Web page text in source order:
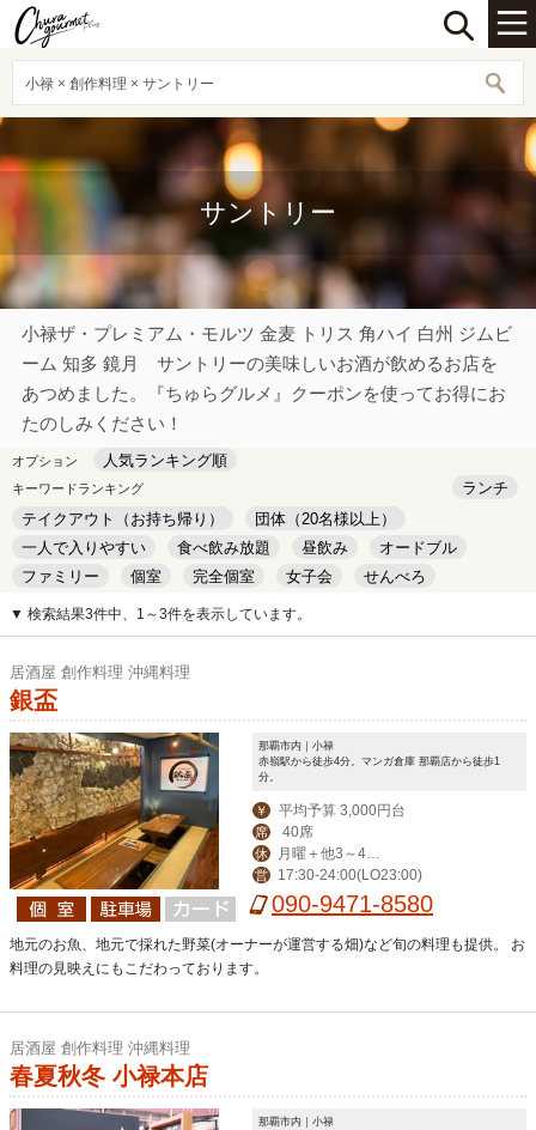
小禄 × 創作料理 × サントリー
サントリー
小禄ザ・プレミアム・モルツ 金麦 トリス 角ハイ 白州 ジムビ
ーム 知多 鏡月 サントリーの美味しいお酒が飲めるお店を
あつめました。『ちゅらグルメ』クーポンを使ってお得にお
たのしみください！
オプション 人気ランキング順
キーワードランキング
ランチ
テイクアウト（お持ち帰り）
団体（20名様以上）
一人で入りやすい
食べ飲み放題 昼飲み
オードブル
ファミリー
個室 完全個室 女子会
せんべろ
キッズルーム
安い デート
▼ 検索結果3件中、1～3件を表示しています。
居酒屋 創作料理 沖縄料理
銀盃
那覇市内｜小禄
赤嶺駅から徒歩4分。マンガ倉庫 那覇店から徒歩1
分。
￥ 平均予算 3,000円台
席 40席
休
変動でお休み
営 17:30-24:00(LO23:00)
090-9471-8580
地元のお魚、地元で採れた野菜(オーナーが運営する畑)など旬の料理も提供。 お
料理の見映えにもこだわっております。
居酒屋 創作料理 沖縄料理
春夏秋冬 小禄本店
那覇市内｜小禄